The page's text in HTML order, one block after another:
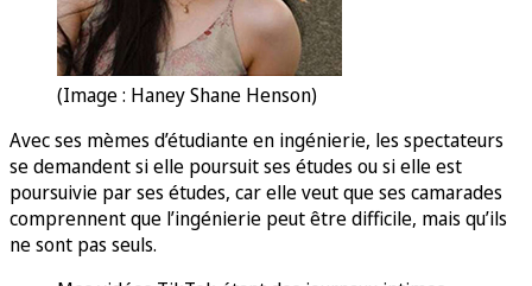
(Image : Haney Shane Henson)
Avec ses mèmes d’étudiante en ingénierie, les spectateurs
se demandent si elle poursuit ses études ou si elle est
poursuivie par ses études, car elle veut que ses camarades
comprennent que l’ingénierie peut être difficile, mais qu’ils
ne sont pas seuls.